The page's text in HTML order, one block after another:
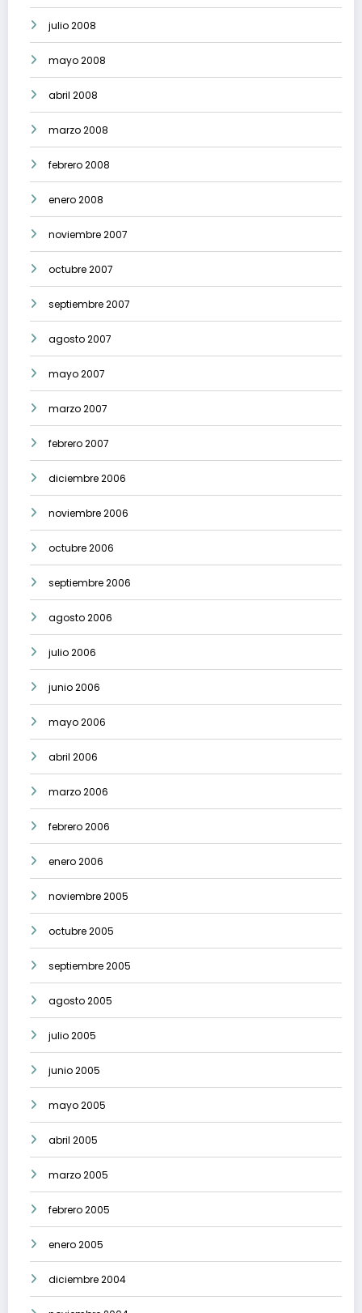
julio 2008
mayo 2008
abril 2008
marzo 2008
febrero 2008
enero 2008
noviembre 2007
octubre 2007
septiembre 2007
agosto 2007
mayo 2007
marzo 2007
febrero 2007
diciembre 2006
noviembre 2006
octubre 2006
septiembre 2006
agosto 2006
julio 2006
junio 2006
mayo 2006
abril 2006
marzo 2006
febrero 2006
enero 2006
noviembre 2005
octubre 2005
septiembre 2005
agosto 2005
julio 2005
junio 2005
mayo 2005
abril 2005
marzo 2005
febrero 2005
enero 2005
diciembre 2004